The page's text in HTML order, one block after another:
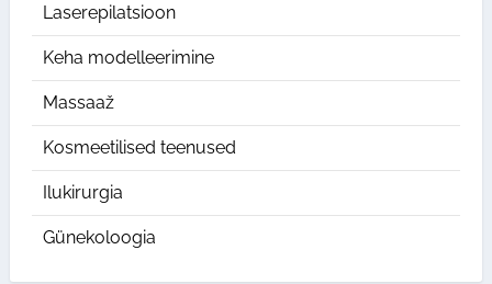
Laserepilatsioon
Keha modelleerimine
Massaaž
Kosmeetilised teenused
Ilukirurgia
Günekoloogia